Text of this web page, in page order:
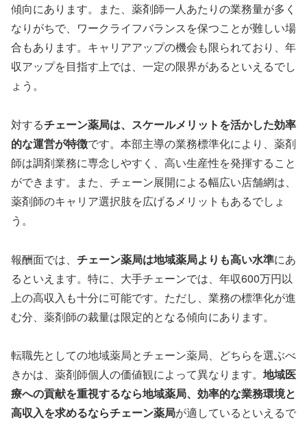
傾向にあります。また、薬剤師一人あたりの業務量が多く
なりがちで、ワークライフバランスを保つことが難しい場
合もあります。キャリアアップの機会も限られており、年
収アップを目指す上では、一定の限界があるといえるでし
ょう。
対するチェーン薬局は、スケールメリットを活かした効率
的な運営が特徴です。本部主導の業務標準化により、薬剤
師は調剤業務に専念しやすく、高い生産性を発揮すること
ができます。また、チェーン展開による幅広い店舗網は、
薬剤師のキャリア選択肢を広げるメリットもあるでしょ
う。
報酬面では、 チェーン薬局は地域薬局よりも高い水準にあ
るといえます。特に、大手チェーンでは、年収600万円以
上の高収入も十分に可能です。ただし、業務の標準化が進
む分、薬剤師の裁量は限定的となる傾向にあります。
転職先としての地域薬局とチェーン薬局、どちらを選ぶべ
きかは、薬剤師個人の価値観によって異なります。 地域医
療への貢献を重視するなら地域薬局、効率的な業務環境と
高収入を求めるならチェーン薬局が適しているといえるで